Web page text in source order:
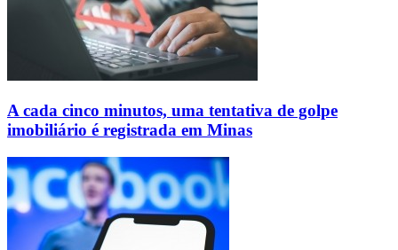
A cada cinco minutos, uma tentativa de golpe
imobiliário é registrada em Minas